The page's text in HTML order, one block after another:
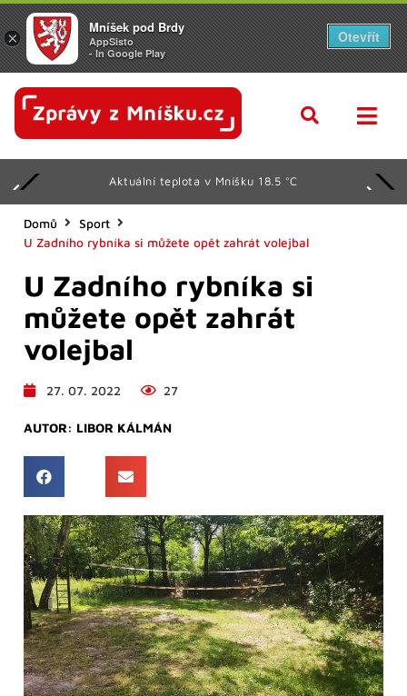
Aktuální teplota v Mníšku 18.5 °C
Domů
Sport
U Zadního rybníka si můžete opět zahrát volejbal
U Zadního rybníka si
můžete opět zahrát
volejbal
27. 07. 2022 27
AUTOR: LIBOR KÁLMÁN
×
Mníšek pod Brdy
AppSisto
- In Google Play
Otevřít